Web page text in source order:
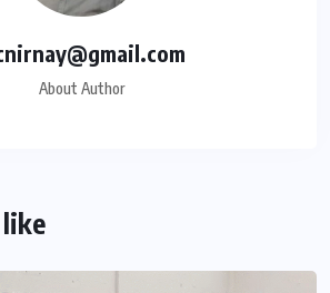
About Author
like